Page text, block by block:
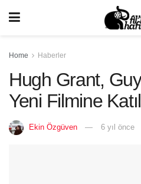
Home Haberler
Hugh Grant,
Yeni Filmine
Ekin Özgüven 6 yıl önce